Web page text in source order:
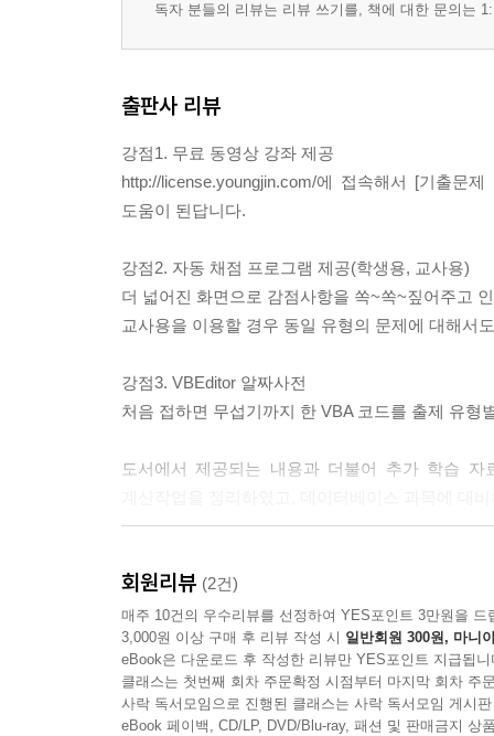
Section 04 최신 기출문제 4회
Section 05 최신 기출문제 5회
Section 07 최신 기출문제 7회
Section 09 최신 기출문제 9회
Section 10 최신 기출문제 10회
|3권| 정답 및 해설
PART 01 VBEditor 알짜사전
Chapter 01 기본 모의고사 정답 및 해설
Section 02 기본 모의고사 2회
Chapter 02 실전 모의고사 정답 및 해설
Section 01 실전 모의고사 1회
Section 02 실전 모의고사 2회
Section 03 실전 모의고사 3회
독자 분들의 리뷰는 리뷰 쓰기를, 책에 대한 문의는
출판사 리뷰
강점1. 무료 동영상 강좌 제공
http://license.youngjin.com/에 접속해서 [기출문
도움이 된답니다.
강점2. 자동 채점 프로그램 제공(학생용, 교사용)
더 넓어진 화면으로 감점사항을 쏙~쏙~짚어주고
교사용을 이용할 경우 동일 유형의 문제에 대해서
강점3. VBEditor 알짜사전
처음 접하면 무섭기까지 한 VBA 코드를 출제 유
도서에서 제공되는 내용과 더불어 추가 학습 자
시험 유형에 대비하여 기본 모의고사 5회, 실전
있습니다.
강점5. [이론] 알찬 본문 구성
본문 내용 외에도 이기적 in Tip, 왜 안 될까요?, 이
회원리뷰 (2건)
매주 10건의 우수리뷰를 선정하여 YES포인트 3만원을 드
3,000원 이상 구매 후 리뷰 작성 시 일반회원 300원, 마니
eBook은 다운로드 후 작성한 리뷰만 YES포인트 지급됩니
클래스는 첫번째 회차 주문확정 시점부터 마지막 회차 주
사락 독서모임으로 진행된 클래스는 사락 독서모임 게시
eBook 페이백, CD/LP, DVD/Blu-ray, 패션 및 판매금지 상